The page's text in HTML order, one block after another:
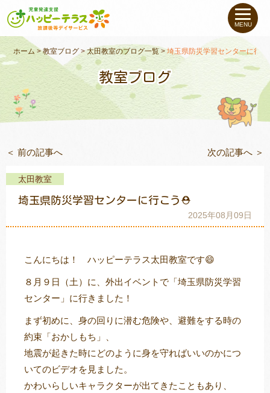
私たちについて
未就学のお子さま（０〜６才）
小学生〜高校生のお子さま
支援事例
教室一覧
トレキング DIDIM
MENU
ホーム >教室ブログ>太田教室のブログ一覧>埼玉県防災学習センターに行
教室ブログ
＜ 前の記事へ 次の記事へ ＞
太田教室
埼玉県防災学習センターに行こう⛑
2025年08月09日
こんにちは！ ハッピーテラス太田教室です😄
８月９日（土）に、外出イベントで「埼玉県防災学習
センター」に行きました！
まず初めに、身の回りに潜む危険や、避難をする時の
約束「おかしもち」、
地震が起きた時にどのように身を守ればいいのかにつ
いてのビデオを見ました。
かわいらしいキャラクターが出てきたこともあり、